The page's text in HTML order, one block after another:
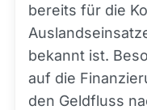
bereits für die
bekannt ist.
auf die
den Geldfluss